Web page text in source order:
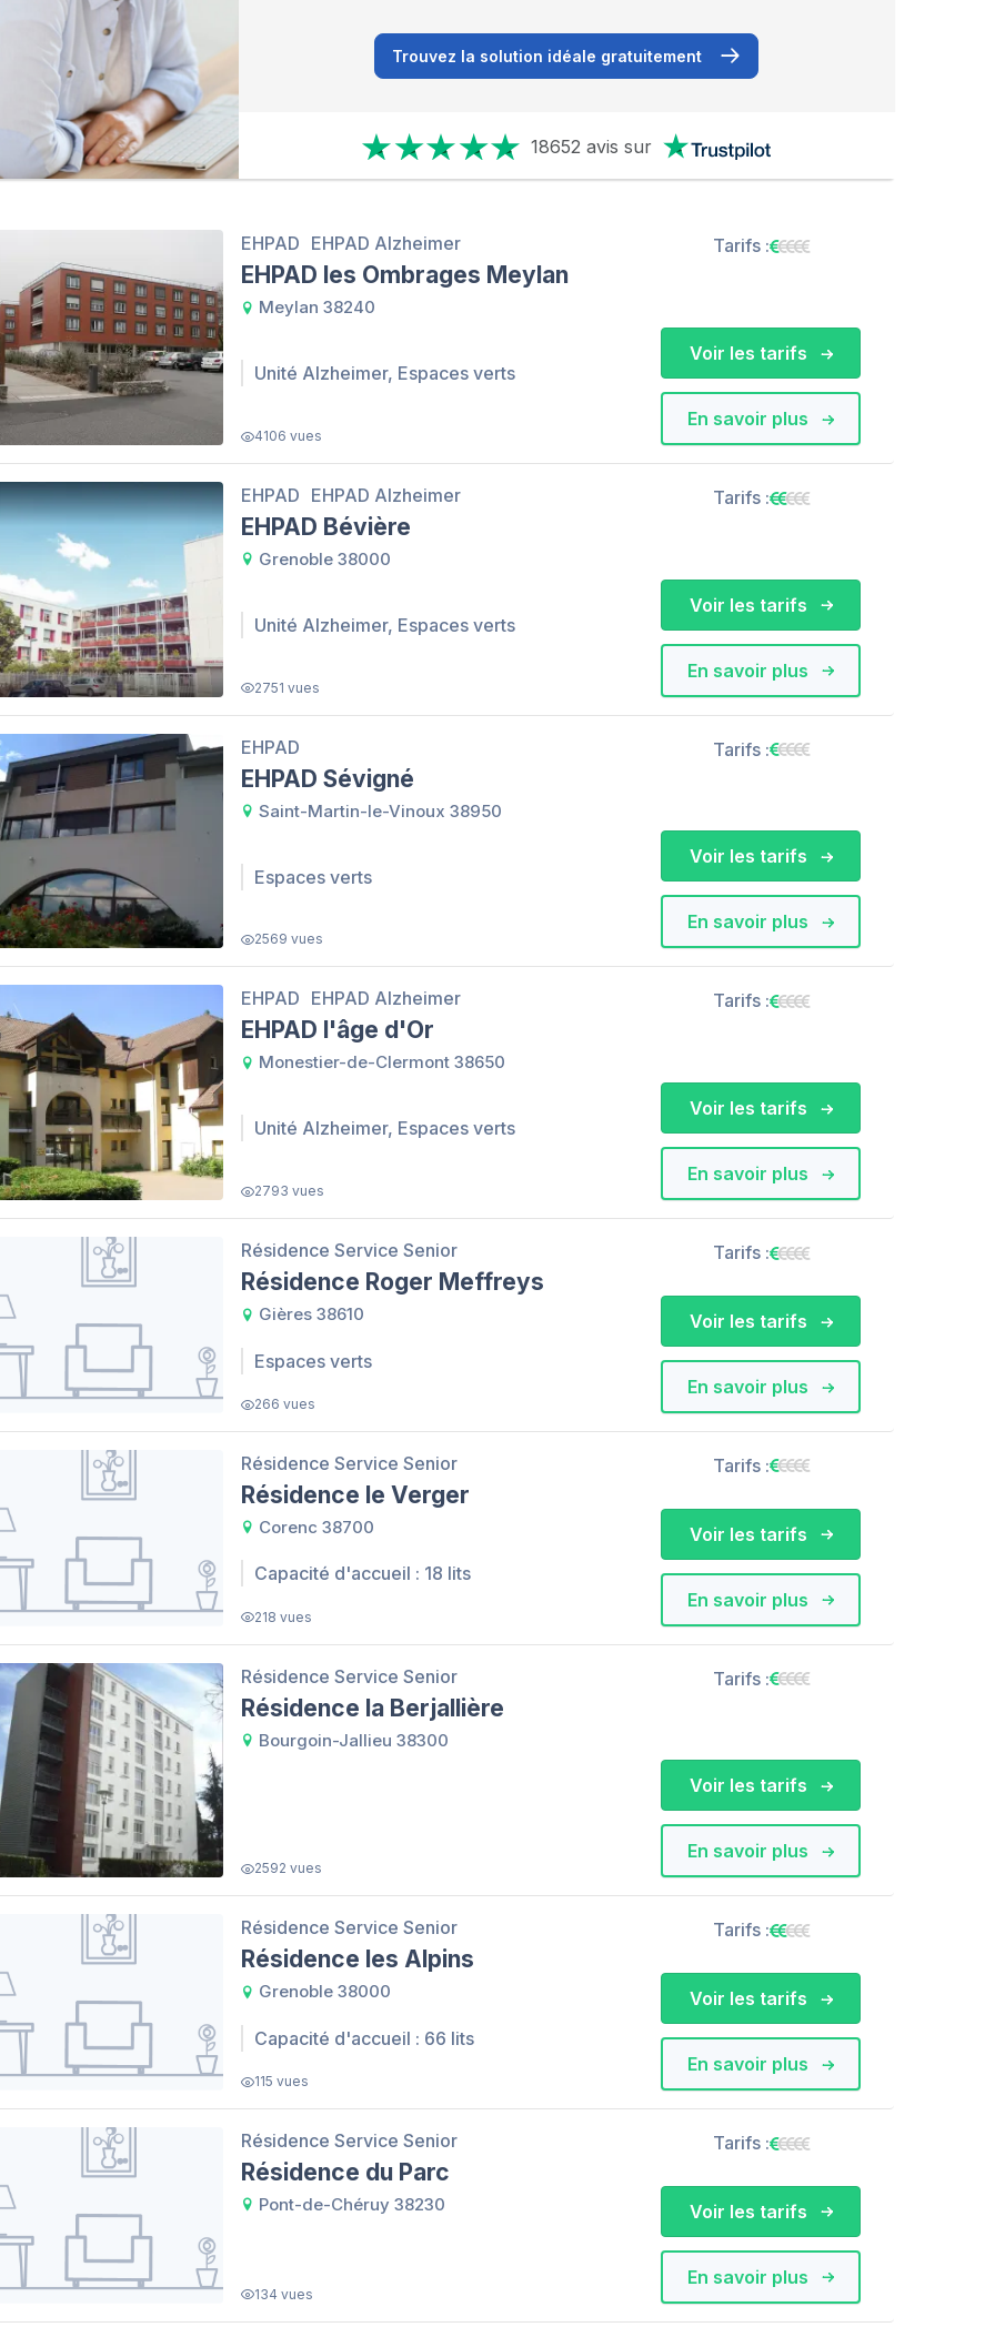
Trouvez la solution idéale gratuitement
18652 avis sur
EHPAD EHPAD Alzheimer
EHPAD les Ombrages Meylan
Meylan 38240
Unité Alzheimer, Espaces verts
4106 vues
Tarifs :
En savoir plus
Voir les tarifs
EHPAD EHPAD Alzheimer
EHPAD Bévière
Grenoble 38000
Unité Alzheimer, Espaces verts
2751 vues
Tarifs :
En savoir plus
Voir les tarifs
EHPAD
EHPAD Sévigné
Saint-Martin-le-Vinoux 38950
Espaces verts
2569 vues
Tarifs :
En savoir plus
Voir les tarifs
EHPAD EHPAD Alzheimer
EHPAD l'âge d'Or
Monestier-de-Clermont 38650
Unité Alzheimer, Espaces verts
2793 vues
Tarifs :
En savoir plus
Voir les tarifs
Résidence Service Senior
Résidence Roger Meffreys
Gières 38610
Espaces verts
266 vues
Tarifs :
En savoir plus
Voir les tarifs
Résidence Service Senior
Résidence le Verger
Corenc 38700
Capacité d'accueil : 18 lits
218 vues
Tarifs :
En savoir plus
Voir les tarifs
Résidence Service Senior
Résidence la Berjallière
Bourgoin-Jallieu 38300
2592 vues
Tarifs :
En savoir plus
Voir les tarifs
Résidence Service Senior
Résidence les Alpins
Grenoble 38000
Capacité d'accueil : 66 lits
115 vues
Tarifs :
En savoir plus
Voir les tarifs
Résidence Service Senior
Résidence du Parc
Pont-de-Chéruy 38230
134 vues
Tarifs :
En savoir plus
Voir les tarifs